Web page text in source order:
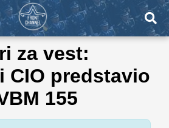
za vest:
CIO predstavio
155